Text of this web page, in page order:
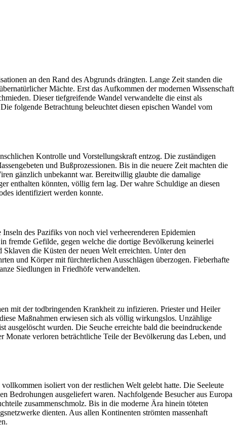
an den Rand des Abgrunds drängten. Lange Zeit standen die
Mächte. Erst das Aufkommen der modernen Wissenschaft
Dieser tiefgreifende Wandel verwandelte die einst als
folgende Betrachtung beleuchtet diesen epischen Wandel vom
Kontrolle und Vorstellungskraft entzog. Die zuständigen
und Bußprozessionen. Bis in die neuere Zeit machten die
gänzlich unbekannt war. Bereitwillig glaubte die damalige
enthalten könnten, völlig fern lag. Der wahre Schuldige an diesen
identifiziert werden konnte.
des Pazifiks von noch viel verheerenderen Epidemien
fremde Gefilde, gegen welche die dortige Bevölkerung keinerlei
die Küsten der neuen Welt erreichten. Unter den
und Körper mit fürchterlichen Ausschlägen überzogen. Fieberhafte
Siedlungen in Friedhöfe verwandelten.
mit der todbringenden Krankheit zu infizieren. Priester und Heiler
Maßnahmen erwiesen sich als völlig wirkungslos. Unzählige
ausgelöscht wurden. Die Seuche erreichte bald die beeindruckende
verloren beträchtliche Teile der Bevölkerung das Leben, und
isoliert von der restlichen Welt gelebt hatte. Die Seeleute
Bedrohungen ausgeliefert waren. Nachfolgende Besucher aus Europa
zusammenschmolz. Bis in die moderne Ära hinein töteten
dienten. Aus allen Kontinenten strömten massenhaft